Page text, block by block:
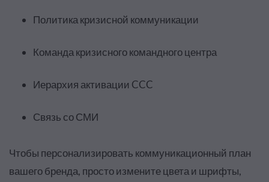
Политика кризисной коммуникации
Команда кризисного командного центра
Иерархия активации CCC
Связь со СМИ
Чтобы персонализировать коммуникационный план
вашего бренда, просто измените цвета и шрифты,